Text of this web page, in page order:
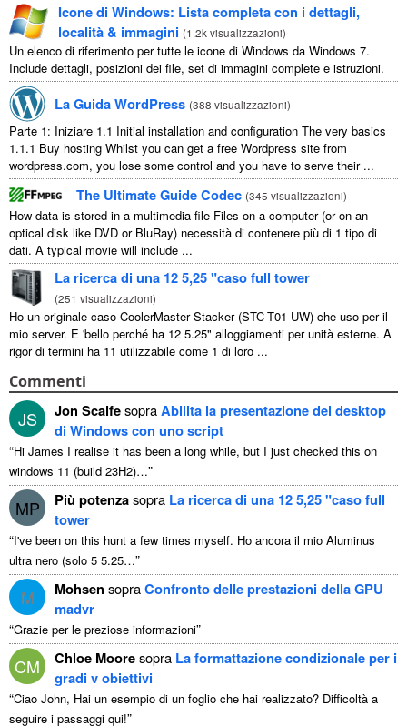
Icone di Windows: Lista completa con i dettagli,
località & immagini (1.2k visualizzazioni)
Un elenco di riferimento per tutte le icone di Windows da Windows 7.
Include dettagli, posizioni dei file, set di immagini complete e istruzioni.
La Guida WordPress (388 visualizzazioni)
Parte 1: Iniziare 1.1 Initial installation and configuration The very basics
1.1.1 Buy hosting Whilst you can get a free Wordpress site from
wordpress.com, you lose some control and you have to serve their...
The Ultimate Guide Codec (345 visualizzazioni)
How data is stored in a multimedia file Files on a computer(or on an
optical disk like DVD or BluRay) necessità di contenere più di 1 tipo di
dati. A typical movie will include ...
La ricerca di una 12 5,25 "caso full tower
(251 visualizzazioni)
Ho un originale caso CoolerMaster Stacker (STC-T01-UW) che uso per il
mio server. E 'bello perché ha 12 5.25" alloggiamenti per unità esterne. A
rigor di termini ha 11 utilizzabile come 1 di loro ...
Commenti
JS Jon ScaifesopraAbilita la presentazione del desktop
di Windows con uno script
“Hi James I realise it has been a long while, but I just checked this on
windows 11 (build 23H2)…”
MP Più potenzasopra La ricerca di una 12 5,25 "caso full
tower
“I've been on this hunt a few times myself. Ho ancora il mio Aluminus
ultra nero (solo 5 5.25…”
M Mohsen sopraConfronto delle prestazioni della GPU
madvr
“Grazie per le preziose informazioni”
CM Chloe Mooresopra La formattazione condizionale per i
gradi v obiettivi
“Ciao John, Hai un esempio di un foglio che hai realizzato? Difficoltà a
seguire i passaggi qui!”